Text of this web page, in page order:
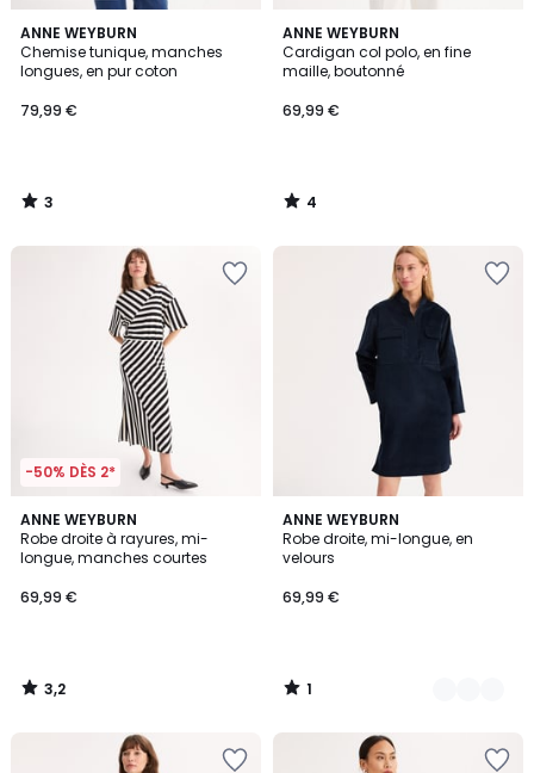
ANNE WEYBURN
Chemise tunique, manches
longues, en pur coton
79,99 €
3
/
5
3
/
ANNE WEYBURN
Cardigan col polo, en fine
maille, boutonné
69,99 €
4
/
5
4
/
-50% DÈS 2*
ANNE WEYBURN
Robe droite à rayures, mi-
longue, manches courtes
69,99 €
3,2
/ 5
3,2
/
ANNE WEYBURN
Robe droite, mi-longue, en
velours
69,99 €
1
/
5
2
Couleurs
1
/